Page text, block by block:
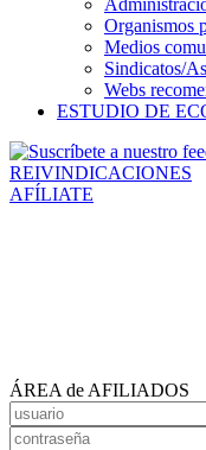
Organismos
Medios
Sindicatos/
Webs
ESTUDIO DE
REIVINDICACIONES
AFÍLIATE
ÁREA de AFILIADOS